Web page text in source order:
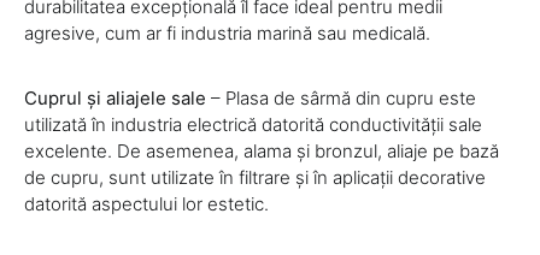
durabilitatea excepțională îl face ideal pentru medii
agresive, cum ar fi industria marină sau medicală.
Cuprul și aliajele sale – Plasa de sârmă din cupru este
utilizată în industria electrică datorită conductivității sale
excelente. De asemenea, alama și bronzul, aliaje pe bază
de cupru, sunt utilizate în filtrare și în aplicații decorative
datorită aspectului lor estetic.